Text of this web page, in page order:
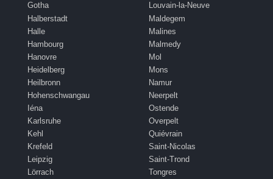
Gotha
Halberstadt
Halle
Hambourg
Hanovre
Heidelberg
Heilbronn
Hohenschwangau
Iéna
Karlsruhe
Kehl
Krefeld
Leipzig
Lörrach
Louvain-la-Neuve
Maldegem
Malines
Malmedy
Mol
Mons
Namur
Neerpelt
Ostende
Overpelt
Quiévrain
Saint-Nicolas
Saint-Trond
Tongres